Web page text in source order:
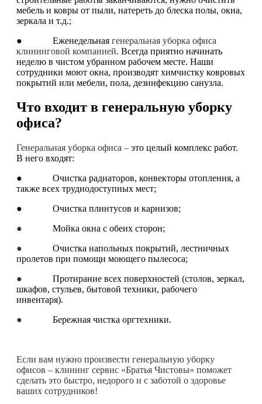
мебель и ковры от пыли, натереть до блеска полы, окна,
зеркала и т.д.;
● Еженедельная генеральная уборка офиса
клининговой компанией. Всегда приятно начинать
неделю в чистом убранном рабочем месте. Наши
сотрудники моют окна, производят химчистку ковровых
покрытий или мебели, пола, дезинфекцию санузла.
Что входит в генеральную уборку
офиса?
Генеральная уборка офиса – это целый комплекс работ.
В него входят:
● Очистка радиаторов, конвекторы отопления, а
также всех труднодоступных мест;
● Очистка плинтусов и карнизов;
● Мойка окна с обеих сторон;
● Очистка напольных покрытий, лестничных
пролетов при помощи моющего пылесоса;
● Протирание всех поверхностей (столов, зеркал,
шкафов, стульев, бытовой техники, рабочего
инвентаря).
● Бережная чистка оргтехники.
Если вам нужно произвести генеральную уборку
офисов – клининг сервис «Братья Чистовы» поможет
сделать это быстро, недорого и с заботой о здоровье
ваших сотрудников!